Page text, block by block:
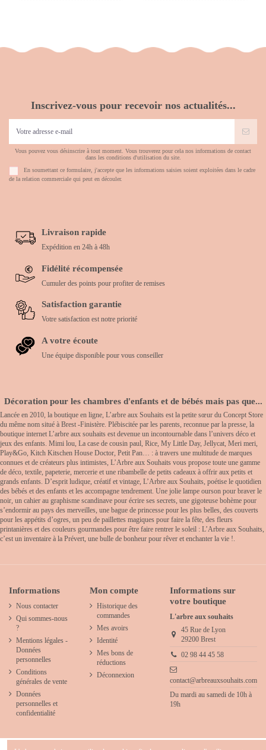
Inscrivez-vous pour recevoir nos actualités...
Vous pouvez vous désinscrire à tout moment. Vous trouverez pour cela nos informations de contact
dans les conditions d'utilisation du site.
En soumettant ce formulaire, j'accepte que les informations saisies soient exploitées dans le cadre
de la relation commerciale qui peut en découler.
Livraison rapide
Expédition en 24h à 48h
Fidélité récompensée
Cumuler des points pour profiter de remises
Satisfaction garantie
Votre satisfaction est notre priorité
A votre écoute
Une équipe disponible pour vous conseiller
Décoration pour les chambres d'enfants et de bébés mais pas que...
Lancée en 2010, la boutique en ligne, L’arbre aux Souhaits est la petite sœur du Concept Store
du même nom situé à Brest -Finistère. Plébiscitée par les parents, reconnue par la presse, la
boutique internet L’arbre aux souhaits est devenue un incontournable dans l’univers déco et
jeux des enfants. Mimi lou, La case de cousin paul, Rice, My Little Day, Jellycat, Meri meri,
Play&Go, Kitch Kitschen House Doctor, Petit Pan… : à travers une multitude de marques
connues et de créateurs plus intimistes, L’Arbre aux Souhaits vous propose toute une gamme
de déco, textile, papeterie, mercerie et une ribambelle de petits cadeaux à offrir aux petits et
grands enfants. D’esprit ludique, créatif et vintage, L’Arbre aux Souhaits, poétise le quotidien
des bébés et des enfants et les accompagne tendrement. Une jolie lampe ourson pour braver le
noir, un cahier au graphisme scandinave pour écrire ses secrets, une gigoteuse bohème pour
s’endormir au pays des merveilles, une bague de princesse pour les plus belles, des couverts
pour les appétits d’ogres, un peu de paillettes magiques pour faire la fête, des fleurs
printanières et des couleurs gourmandes pour être faire rentrer le soleil : L’Arbre aux Souhaits,
c’est un inventaire à la Prévert, une bulle de bonheur pour rêver et enchanter la vie !.
Informations
Nous contacter
Qui sommes-nous
?
Mentions légales -
Données
personnelles
Conditions
générales de vente
Données
personnelles et
confidentialité
Mon compte
Historique des
commandes
Mes avoirs
Identité
Mes bons de
réductions
Déconnexion
Informations sur
votre boutique
L'arbre aux souhaits
45 Rue de Lyon
29200 Brest
02 98 44 45 58
contact@arbreauxsouhaits.com
Du mardi au samedi de 10h à
19h